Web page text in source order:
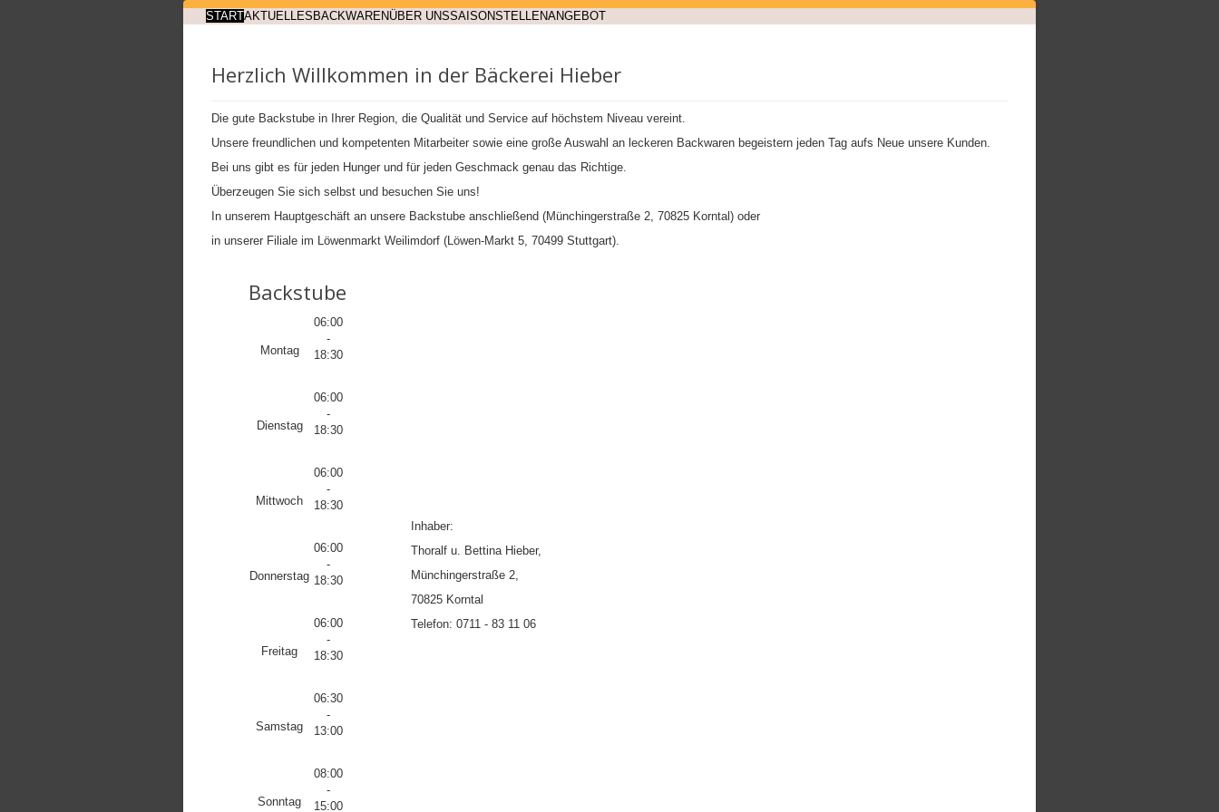
STARTAKTUELLES BACKWARENÜBER UNSSAISONSTELLENANGEBOT
Herzlich Willkommen in der Bäckerei Hieber
Die gute Backstube in Ihrer Region, die Qualität und Service auf höchstem Niveau vereint.
Unsere freundlichen und kompetenten Mitarbeiter sowie eine große Auswahl an leckeren Backwaren begeistern jeden Tag aufs Neue unsere Kunden.
Bei uns gibt es für jeden Hunger und für jeden Geschmack genau das Richtige.
Überzeugen Sie sich selbst und besuchen Sie uns!
In unserem Hauptgeschäft an unsere Backstube anschließend (Münchingerstraße 2, 70825 Korntal) oder
in unserer Filiale im Löwenmarkt Weilimdorf (Löwen-Markt 5, 70499 Stuttgart).
Backstube
Montag
06:00
-
18:30
Dienstag
06:00
-
18:30
Mittwoch
06:00
-
18:30
Donnerstag
06:00
-
18:30
Freitag
06:00
-
18:30
Samstag
06:30
-
13:00
Sonntag
08:00
-
15:00
Inhaber:
Thoralf u. Bettina Hieber,
Münchingerstraße 2,
70825 Korntal
Telefon: 0711 - 83 11 06